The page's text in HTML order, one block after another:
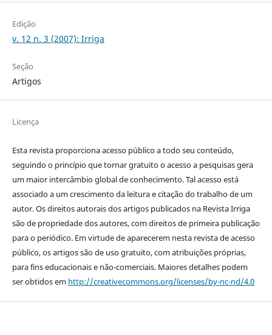
Edição
v. 12 n. 3 (2007): Irriga
Seção
Artigos
Licença
Esta revista proporciona acesso público a todo seu conteúdo,
seguindo o princípio que tornar gratuito o acesso a pesquisas gera
um maior intercâmbio global de conhecimento. Tal acesso está
associado a um crescimento da leitura e citação do trabalho de um
autor. Os direitos autorais dos artigos publicados na Revista Irriga
são de propriedade dos autores, com direitos de primeira publicação
para o periódico. Em virtude de aparecerem nesta revista de acesso
público, os artigos são de uso gratuito, com atribuições próprias,
para fins educacionais e não-comerciais. Maiores detalhes podem
ser obtidos em http://creativecommons.org/licenses/by-nc-nd/4.0